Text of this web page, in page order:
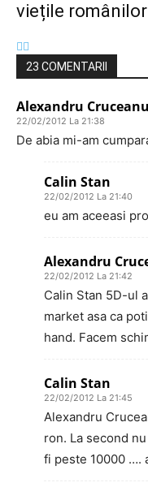
viețile românilor
23 COMENTARII
Alexandru Cruceanu
22/02/2012 La 21:38
De abia mi-am
Calin Stan
22/02/2012 La 21:40
eu am aceeasi
Alexandru
22/02/2012 La 21:42
Calin Stan 5D-ul
market asa ca
hand. Facem
Calin Stan
22/02/2012 La 21:45
Alexandru
ron. La second
fi peste 10000 ….